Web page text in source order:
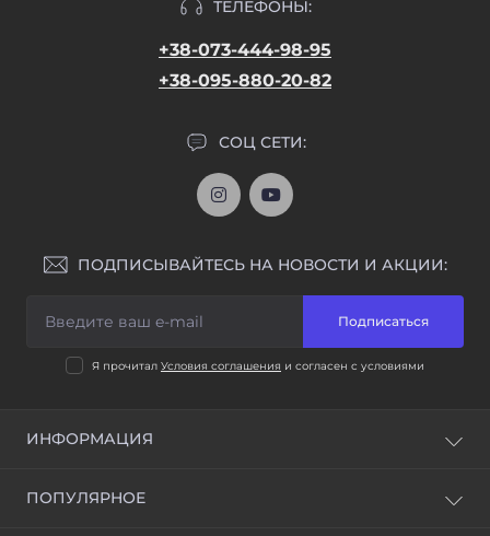
ТЕЛЕФОНЫ:
+38-073-444-98-95
+38-095-880-20-82
СОЦ СЕТИ:
ПОДПИСЫВАЙТЕСЬ НА НОВОСТИ И АКЦИИ:
Подписаться
Я прочитал Условия соглашения и согласен с условиями
ИНФОРМАЦИЯ
Условия соглашения
ПОПУЛЯРНОЕ